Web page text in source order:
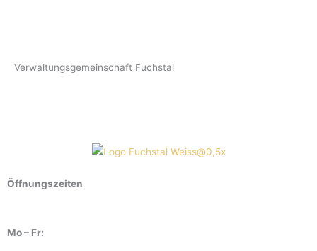
Verwaltungsgemeinschaft Fuchstal
Öffnungszeiten
Mo – Fr: